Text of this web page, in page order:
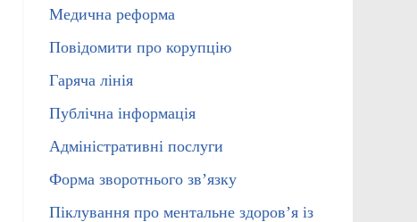
Медична реформа
Повідомити про корупцію
Гаряча лінія
Публічна інформація
Адміністративні послуги
Форма зворотнього зв’язку
Піклування про ментальне здоров’я із